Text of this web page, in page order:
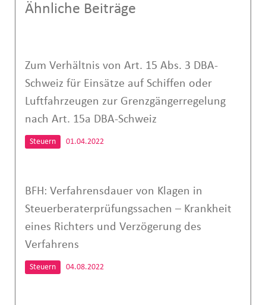
Ähnliche Beiträge
Zum Verhältnis von Art. 15 Abs. 3 DBA-
Schweiz für Einsätze auf Schiffen oder
Luftfahrzeugen zur Grenzgängerregelung
nach Art. 15a DBA-Schweiz
Steuern 01.04.2022
BFH: Verfahrensdauer von Klagen in
Steuerberaterprüfungssachen – Krankheit
eines Richters und Verzögerung des
Verfahrens
Steuern 04.08.2022